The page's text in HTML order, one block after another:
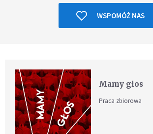
WSPOMÓŻ NAS
Mamy głos
Praca zbiorowa